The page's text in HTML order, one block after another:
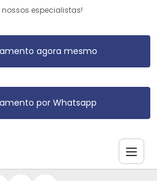
especialistas!
agora mesmo
por Whatsapp